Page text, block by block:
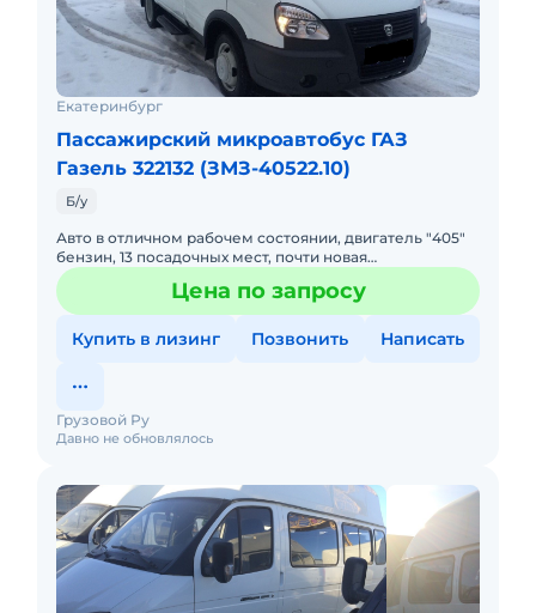
Екатеринбург
Пассажирский микроавтобус ГАЗ
Газель 322132 (ЗМЗ-40522.10)
Б/у
Авто в отличном рабочем состоянии, двигатель "405"
бензин, 13 посадочных мест, почти новая
резина,полностью готова к эксплуатации!
Цена по запросу
Купить в лизинг Позвонить Написать
Давно не обновлялось
Грузовой Ру